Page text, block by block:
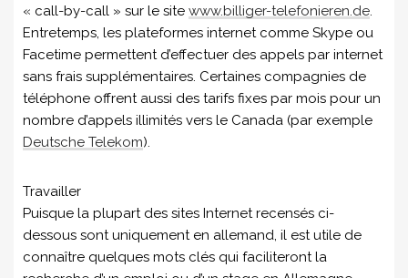
« call-by-call » sur le site www.billiger-telefonieren.de.
Entretemps, les plateformes internet comme Skype ou
Facetime permettent d’effectuer des appels par internet
sans frais supplémentaires. Certaines compagnies de
téléphone offrent aussi des tarifs fixes par mois pour un
nombre d’appels illimités vers le Canada (par exemple
Deutsche Telekom).
Travailler
Puisque la plupart des sites Internet recensés ci-
dessous sont uniquement en allemand, il est utile de
connaître quelques mots clés qui faciliteront la